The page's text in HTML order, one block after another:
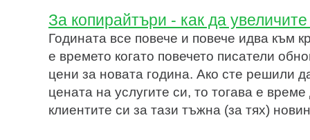
За копирайтъри - как да
Годината все повече и повече идва към
е времето когато повечето писатели
цени за новата година. Ако сте решили
цената на услугите си, то тогава е
клиентите си за тази тъжна (за тях)